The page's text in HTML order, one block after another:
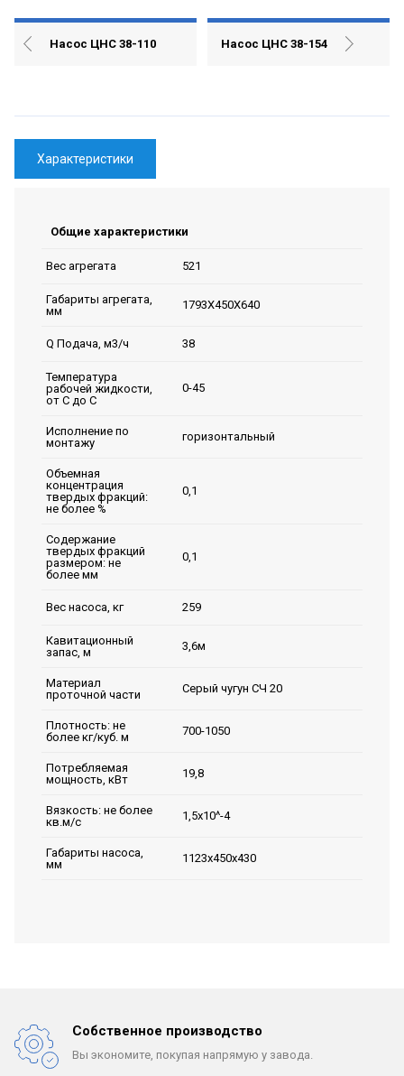
Насос ЦНС 38-110 Насос ЦНС 38-154
Характеристики
Общие характеристики
Вес агрегата 521
Габариты агрегата,
мм
1793Х450Х640
Q Подача, м3/ч 38
Температура
рабочей жидкости,
от С до С
0-45
Исполнение по
монтажу
горизонтальный
Объемная
концентрация
твердых фракций:
не более %
0,1
Содержание
твердых фракций
размером: не
более мм
0,1
Вес насоса, кг 259
Кавитационный
запас, м
3,6м
Материал
проточной части
Серый чугун СЧ 20
Плотность: не
более кг/куб. м
700-1050
Потребляемая
мощность, кВт
19,8
Вязкость: не более
кв.м/с
1,5х10^-4
Габариты насоса,
мм
1123х450х430
Собственное производство
Вы экономите, покупая напрямую у завода.